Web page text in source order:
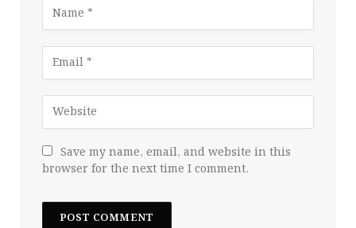
Save my name, email, and website in this
browser for the next time I comment.